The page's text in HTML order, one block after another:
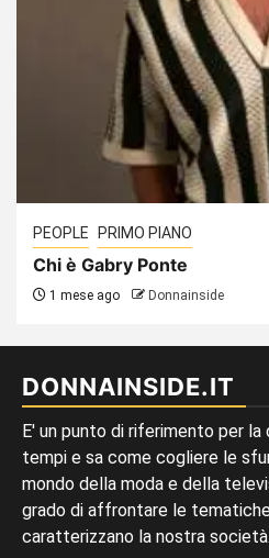
PEOPLE PRIMO PIANO
Chi è Gabry Ponte
1 mese ago Donnainside
DONNAINSIDE.IT
E' un punto di riferimento per la
tempi e sa come cogliere le
mondo della moda e della
grado di affrontare le
caratterizzano la nostra società.